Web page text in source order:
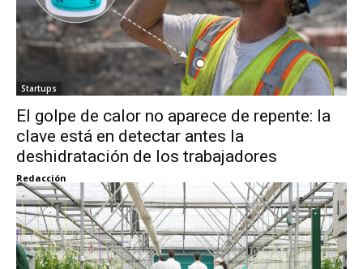
Startups
El golpe de calor no aparece de repente: la
clave está en detectar antes la
deshidratación de los trabajadores
Redacción